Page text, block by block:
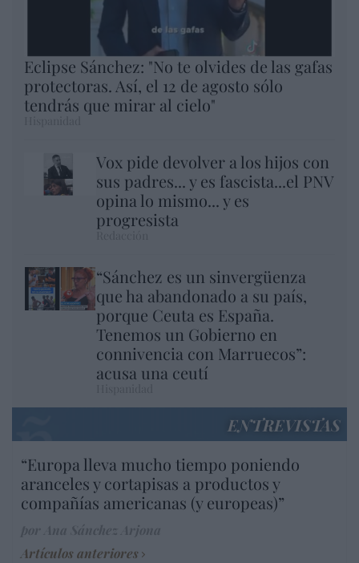
Eclipse Sánchez: "No te olvides de las gafas
protectoras. Así, el 12 de agosto sólo
tendrás que mirar al cielo"
Vox pide devolver a los hijos con
sus padres... y es fascista...el PNV
opina lo mismo... y es
progresista
“Sánchez es un sinvergüenza
que ha abandonado a su país,
porque Ceuta es España.
Tenemos un Gobierno en
connivencia con Marruecos”:
acusa una ceutí
ENTREVISTAS
“Europa lleva mucho tiempo poniendo
aranceles y cortapisas a productos y
compañías americanas (y europeas)”
Artículos anteriores